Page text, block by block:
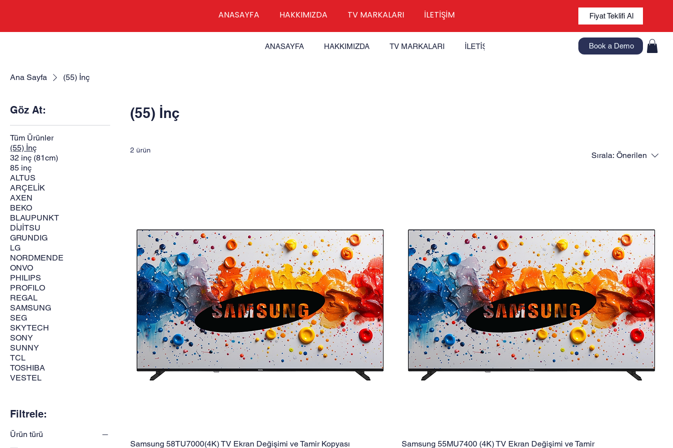
ANASAYFA HAKKIMIZDA TV MARKALARI İLETİŞİM Book a Demo
ANASAYFA HAKKIMIZDA TV MARKALARI İLETİŞİM Fiyat Teklifi Al
Ana Sayfa (55) İnç
Göz At:
Tüm Ürünler
(55) İnç
32 inç (81cm)
85 inç
ALTUS
ARÇELİK
AXEN
BEKO
BLAUPUNKT
DİJİTSU
GRUNDIG
LG
NORDMENDE
ONVO
PHILIPS
PROFILO
REGAL
SAMSUNG
SEG
SKYTECH
SONY
SUNNY
TCL
TOSHIBA
VESTEL
Filtrele:
Ürün türü
(55) İnç
2 ürün
Sırala: Önerilen
Samsung 58TU7000(4K) TV Ekran Değişimi ve Tamir Kopyası
Samsung 55MU7400 (4K) TV Ekran Değişimi ve Tamir